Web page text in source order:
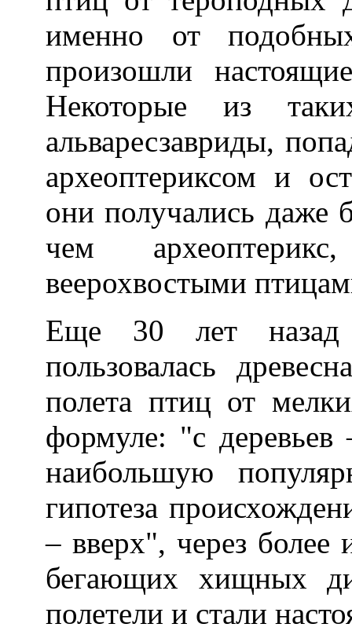
именно от
произошли
Некоторые из
альваресзавриды,
археоптериксом и
они получались даже
чем
веерохвостыми
Еще 30 лет назад
пользовалась
полета птиц от
формуле: "с
наибольшую
гипотеза
– вверх", через
бегающих хищных
полетели и стали